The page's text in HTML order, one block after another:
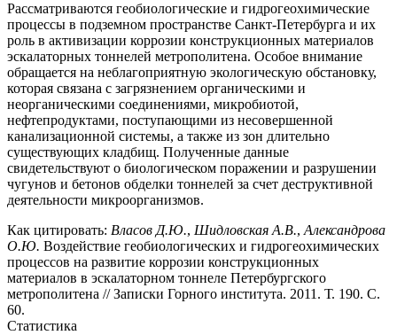
Рассматриваются геобиологические и гидрогеохимические
процессы в подземном пространстве Санкт-Петербурга и их
роль в активизации коррозии конструкционных материалов
эскалаторных тоннелей метрополитена. Особое внимание
обращается на неблагоприятную экологическую обстановку,
которая связана с загрязнением органическими и
неорганическими соединениями, микробиотой,
нефтепродуктами, поступающими из несовершенной
канализационной системы, а также из зон длительно
существующих кладбищ. Полученные данные
свидетельствуют о биологическом поражении и разрушении
чугунов и бетонов обделки тоннелей за счет деструктивной
деятельности микроорганизмов.
Как цитировать: Власов Д.Ю., Шидловская А.В., Александрова
О.Ю. Воздействие геобиологических и гидрогеохимических
процессов на развитие коррозии конструкционных
материалов в эскалаторном тоннеле Петербургского
метрополитена // Записки Горного института. 2011. Т. 190. С.
60.
Статистика